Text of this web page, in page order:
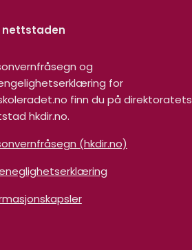
nettstaden
og
for
finn du på direktoratets
hkdir.no.
(hkdir.no)